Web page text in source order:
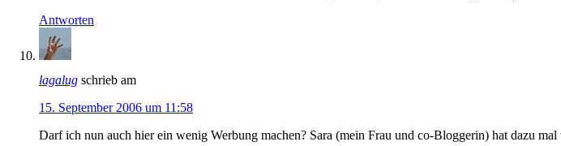
Antworten
lagalug schrieb am
15. September 2006 um 11:58
Darf ich nun auch hier ein wenig Werbung machen? Sara (mein Frau und co-Bloggerin) hat dazu mal